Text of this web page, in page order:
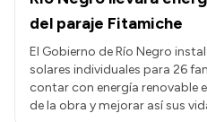
del paraje Fitamiche
El Gobierno de Río Negro
solares individuales para 26
contar con energía renovable
de la obra y mejorar así sus